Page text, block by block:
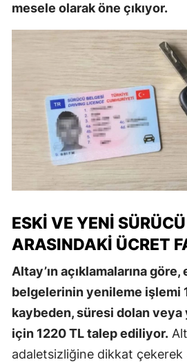
mesele olarak öne çıkıyor.
ESKI VE YENI
ARASINDAKI ÜCRET
Altay’ın açıklamalarına
belgelerinin yenileme işlemi
kaybeden, süresi dolan veya
için 1220 TL talep ediliyor.
adaletsizliğine dikkat çekerek